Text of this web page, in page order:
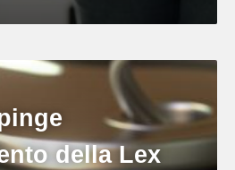
della Lex